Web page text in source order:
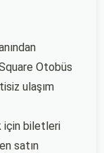
Otobüs
ulaşım
için biletleri
satın